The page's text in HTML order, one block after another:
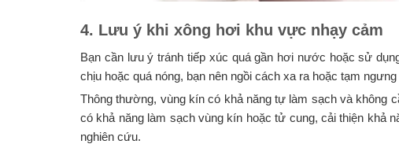
4. Lưu ý khi xông hơi khu vực nhạy cảm
Bạn cần lưu ý tránh tiếp xúc quá gần hơi nước hoặc sử
chịu hoặc quá nóng, bạn nên ngồi cách xa ra hoặc tạm
Thông thường, vùng kín có khả năng tự làm sạch và không
có khả năng làm sạch vùng kín hoặc tử cung, cải thiện khả
nghiên cứu.